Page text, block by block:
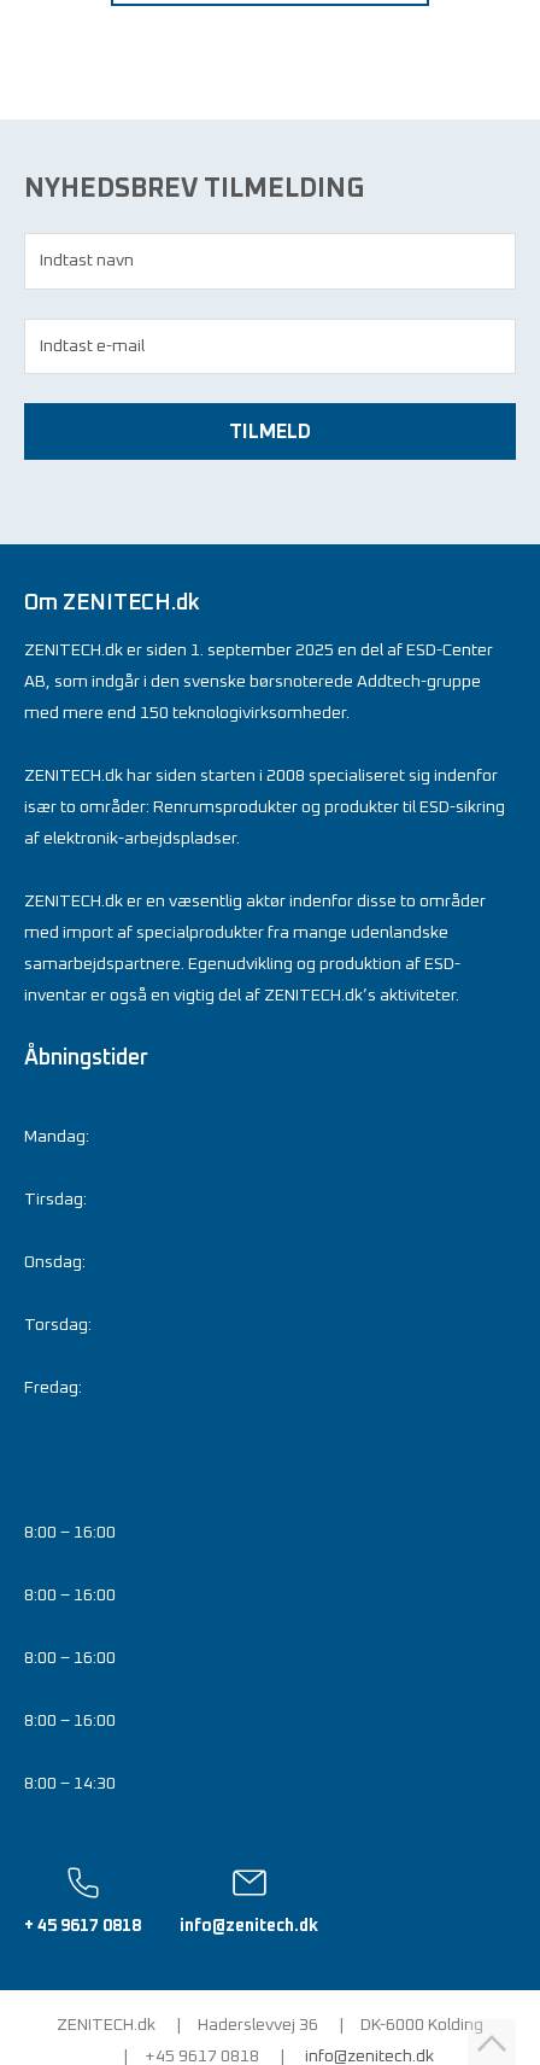
NYHEDSBREV TILMELDING
TILMELD
Om ZENITECH.dk
ZENITECH.dk er siden 1. september 2025 en del af ESD-Center
AB, som indgår i den svenske børsnoterede Addtech-gruppe
med mere end 150 teknologivirksomheder.
ZENITECH.dk har siden starten i 2008 specialiseret sig indenfor
især to områder: Renrumsprodukter og produkter til ESD-sikring
af elektronik-arbejdspladser.
ZENITECH.dk er en væsentlig aktør indenfor disse to områder
med import af specialprodukter fra mange udenlandske
samarbejdspartnere. Egenudvikling og produktion af ESD-
inventar er også en vigtig del af ZENITECH.dk’s aktiviteter.
Åbningstider
Mandag:
Tirsdag:
Onsdag:
Torsdag:
Fredag:
8:00 – 16:00
8:00 – 16:00
8:00 – 16:00
8:00 – 16:00
8:00 – 14:30
+ 45 9617 0818 info@zenitech.dk
ZENITECH.dk Haderslevvej 36
DK-6000 Kolding
+45 9617 0818
info@zenitech.dk